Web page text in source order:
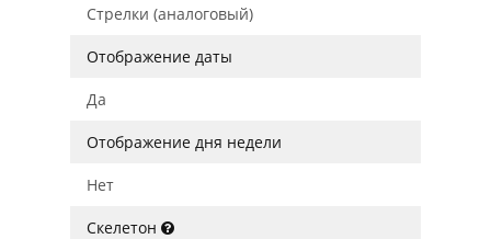
Стрелки (аналоговый)
Отображение даты
Да
Отображение дня недели
Нет
Скелетон